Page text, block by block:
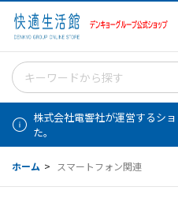
株式会社電響社が運営するシ
た。
ホーム > スマートフォン関連